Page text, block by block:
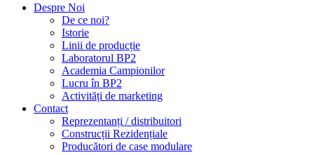
Despre Noi
De ce noi?
Istorie
Linii de producție
Laboratorul BP2
Academia Campionilor
Lucru în BP2
Activități de marketing
Contact
Reprezentanți / distribuitori
Construcții Rezidențiale
Producători de case modulare